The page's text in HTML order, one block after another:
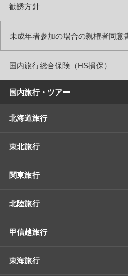
勧誘方針
未成年者参加の場合の親権者同意
国内旅行総合保険（HS損保）
国内旅行・ツアー
北海道旅行
東北旅行
関東旅行
北陸旅行
甲信越旅行
東海旅行